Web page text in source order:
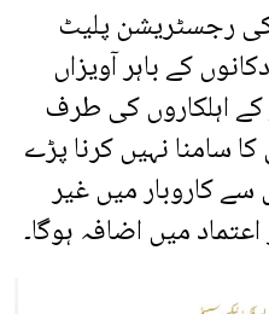
کی رجسٹریشن پلیٹ
کے باہر آویزاں
کے اہلکاروں کی طرف
سامنا نہیں کرنا پڑے
کاروبار میں غیر
میں اضافہ ہوگا۔